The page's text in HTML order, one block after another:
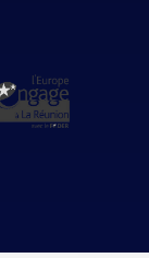
Beschreibung